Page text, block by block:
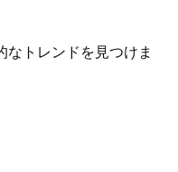
トレンドを見つけま